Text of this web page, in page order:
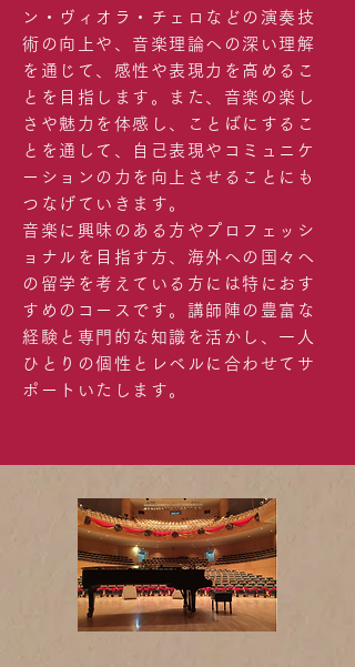
ン・ヴィオラ・チェロなどの演奏技
術の向上や、音楽理論への深い理解
を通じて、感性や表現力を高めるこ
とを目指します。また、音楽の楽し
さや魅力を体感し、ことばにするこ
とを通して、自己表現やコミュニケ
ーションの力を向上させることにも
つなげていきます。
音楽に興味のある方やプロフェッシ
ョナルを目指す方、海外への国々へ
の留学を考えている方には特におす
すめのコースです。講師陣の豊富な
経験と専門的な知識を活かし、一人
ひとりの個性とレベルに合わせてサ
ポートいたします。